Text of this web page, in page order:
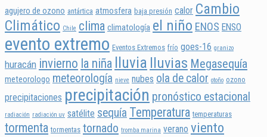
agujero de ozono antártica atmosfera baja presión calor Cambio
Climático Chile clima climatología el niño ENOS ENSO
evento extremo Eventos Extremos frío goes-16 granizo
huracán invierno la niña lluvia lluvias Megasequía
meteorologo meteorología nieve nubes ola de calor otoño ozono
precipitaciones precipitación pronóstico estacional
radiación radiación uv satélite sequía Temperatura temperaturas
tormenta tormentas tornado tromba marina verano viento